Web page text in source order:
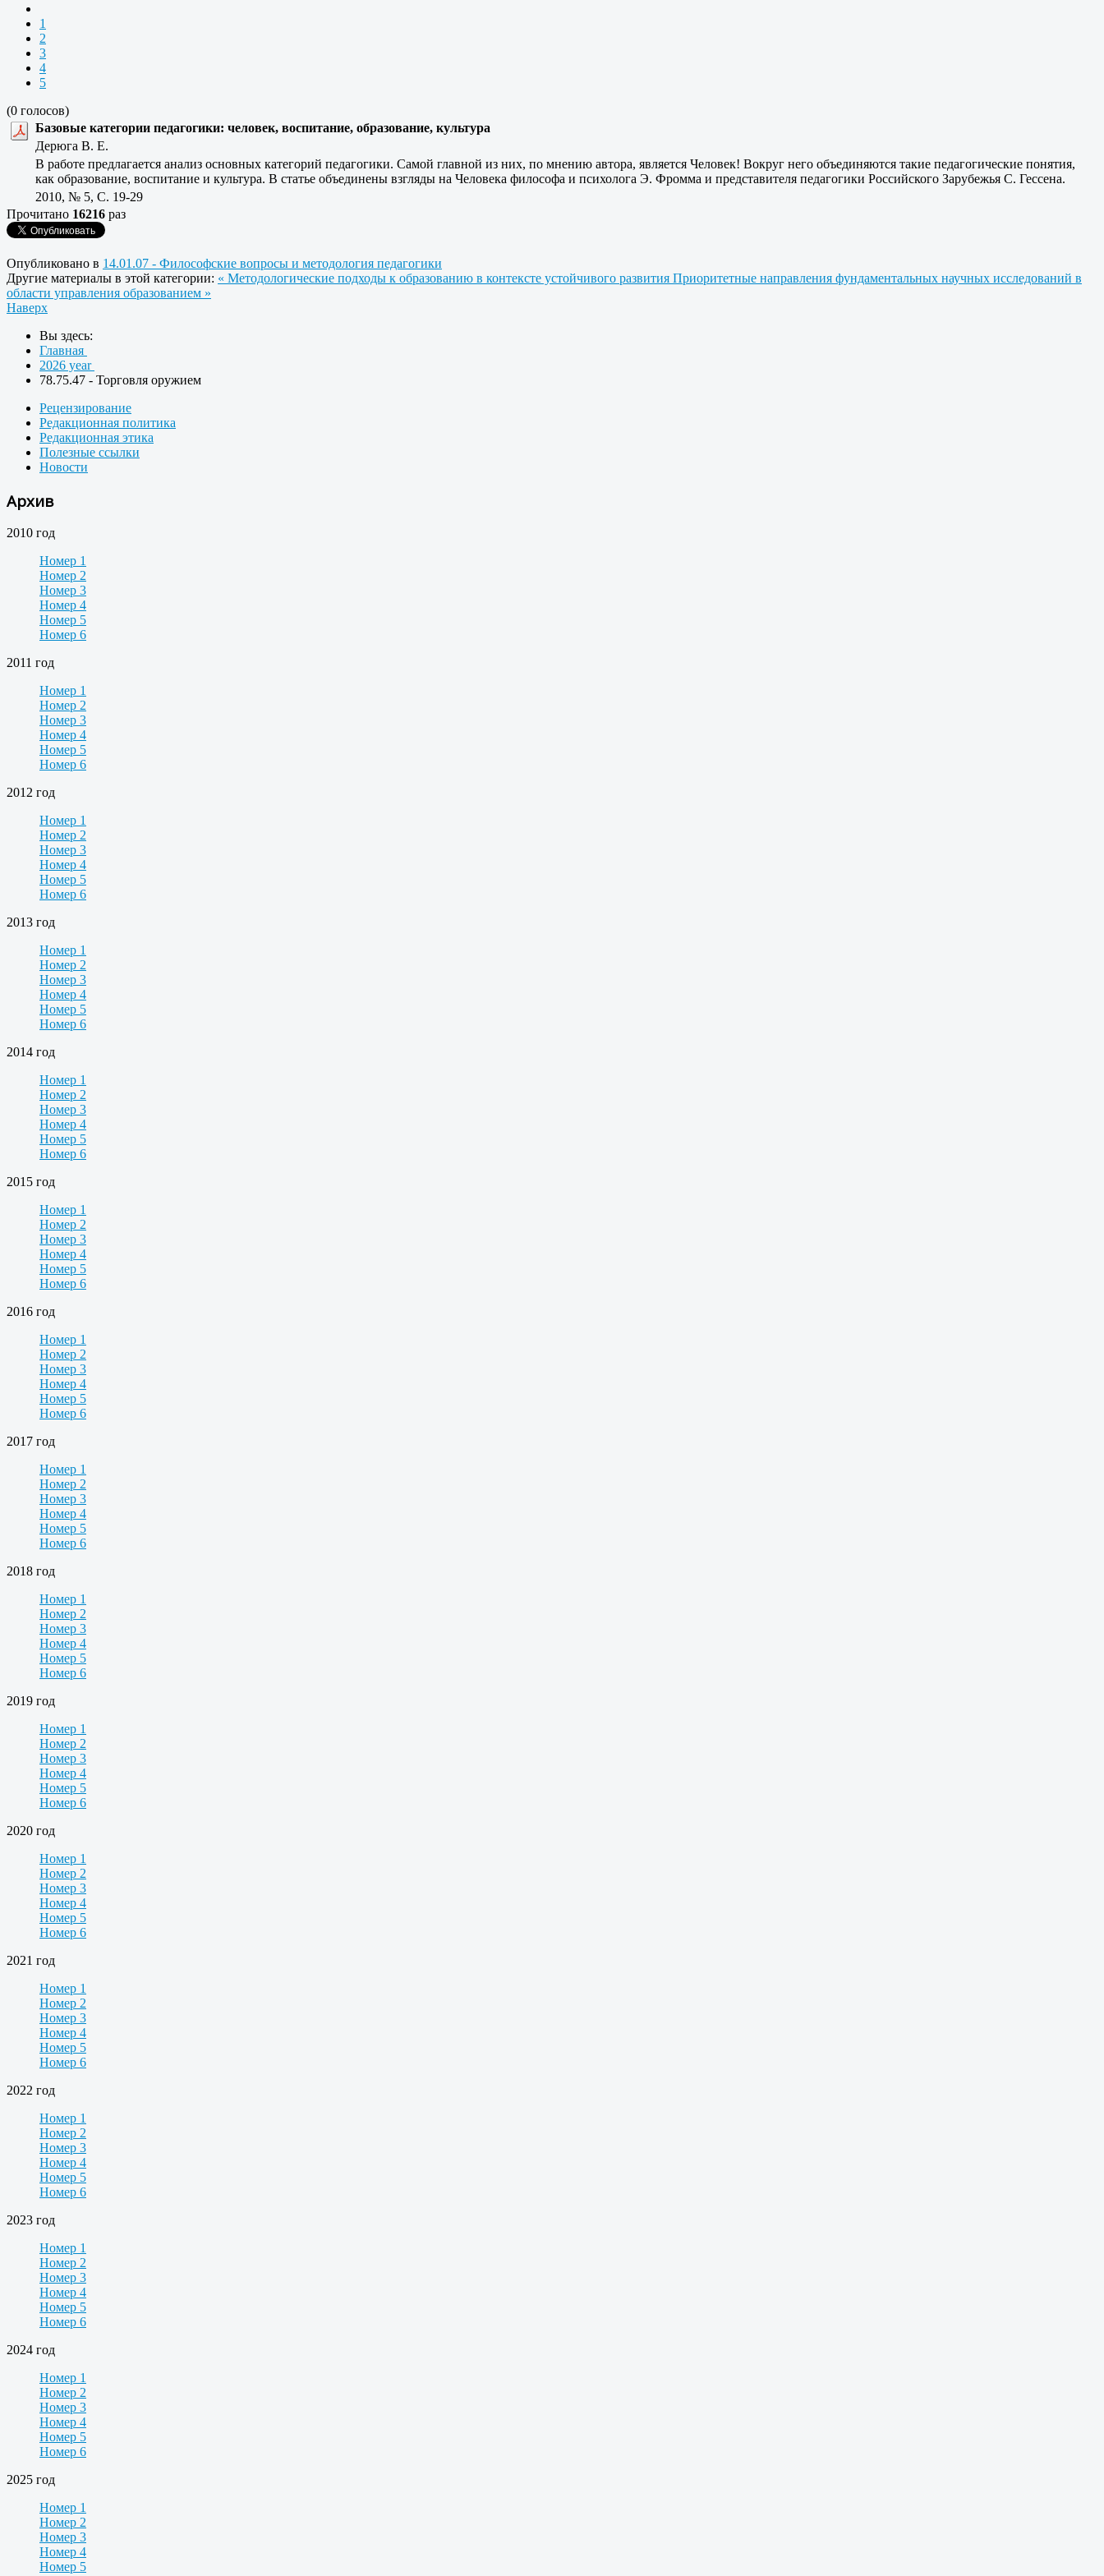
1
2
3
4
5
(0 голосов)
Базовые категории педагогики: человек, воспитание, образование, культура
Дерюга В. Е.
В работе предлагается анализ основных категорий педагогики. Самой главной из них, по мнению автора, является Человек! Вокруг него объединяются такие педагогические понятия,
как образование, воспитание и культура. В статье объединены взгляды на Человека философа и психолога Э. Фромма и представителя педагогики Российского Зарубежья С. Гессена.
2010, № 5, C. 19-29
Прочитано 16216 раз
Опубликовано в 14.01.07 - Философские вопросы и методология педагогики
Другие материалы в этой категории: « Методологические подходы к образованию в контексте устойчивого развития Приоритетные направления фундаментальных научных исследований в
области управления образованием »
Наверх
Вы здесь:
Главная
2026 year
78.75.47 - Торговля оружием
Рецензирование
Редакционная политика
Редакционная этика
Полезные ссылки
Новости
Архив
2010 год
Номер 1
Номер 2
Номер 3
Номер 4
Номер 5
Номер 6
2011 год
Номер 1
Номер 2
Номер 3
Номер 4
Номер 5
Номер 6
2012 год
Номер 1
Номер 2
Номер 3
Номер 4
Номер 5
Номер 6
2013 год
Номер 1
Номер 2
Номер 3
Номер 4
Номер 5
Номер 6
2014 год
Номер 1
Номер 2
Номер 3
Номер 4
Номер 5
Номер 6
2015 год
Номер 1
Номер 2
Номер 3
Номер 4
Номер 5
Номер 6
2016 год
Номер 1
Номер 2
Номер 3
Номер 4
Номер 5
Номер 6
2017 год
Номер 1
Номер 2
Номер 3
Номер 4
Номер 5
Номер 6
2018 год
Номер 1
Номер 2
Номер 3
Номер 4
Номер 5
Номер 6
2019 год
Номер 1
Номер 2
Номер 3
Номер 4
Номер 5
Номер 6
2020 год
Номер 1
Номер 2
Номер 3
Номер 4
Номер 5
Номер 6
2021 год
Номер 1
Номер 2
Номер 3
Номер 4
Номер 5
Номер 6
2022 год
Номер 1
Номер 2
Номер 3
Номер 4
Номер 5
Номер 6
2023 год
Номер 1
Номер 2
Номер 3
Номер 4
Номер 5
Номер 6
2024 год
Номер 1
Номер 2
Номер 3
Номер 4
Номер 5
Номер 6
2025 год
Номер 1
Номер 2
Номер 3
Номер 4
Номер 5